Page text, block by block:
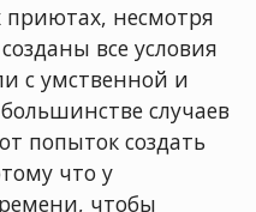
приютах, несмотря
все условия
с умственной и
случаев
попыток создать
что у
чтобы